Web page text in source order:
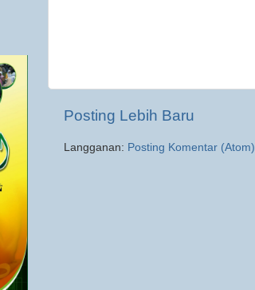
Posting Lebih Baru
Langganan: Posting Komentar (Atom)